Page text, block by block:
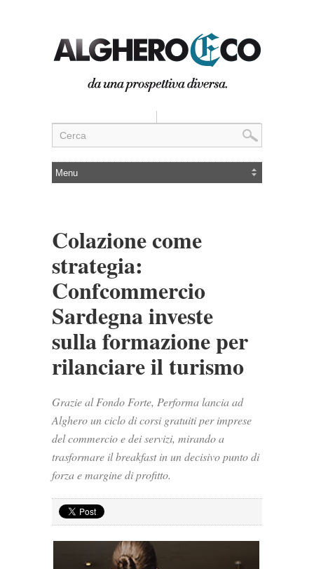
Colazione come
strategia:
Confcommercio
Sardegna investe
sulla formazione per
rilanciare il turismo
Grazie al Fondo Forte, Performa lancia ad
Alghero un ciclo di corsi gratuiti per imprese
del commercio e dei servizi, mirando a
trasformare il breakfast in un decisivo punto di
forza e margine di profitto.